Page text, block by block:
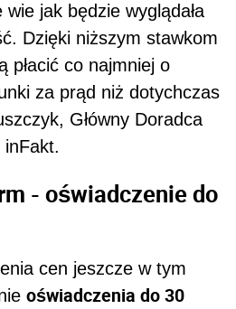
jak będzie wyglądała
Dzięki niższym stawkom
płacić co najmniej o
za prąd niż dotychczas
Główny Doradca
- oświadczeniedo
cen jeszcze w tym
oświadczenia do 30